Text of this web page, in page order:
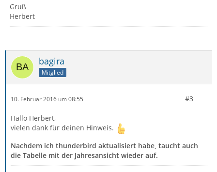
Gruß
Herbert
bagira
Mitglied
10. Februar 2016 um 08:55 #3
Hallo Herbert,
vielen dank für deinen Hinweis.
Nachdem ich thunderbird aktualisiert habe, taucht auch
die Tabelle mit der Jahresansicht wieder auf.